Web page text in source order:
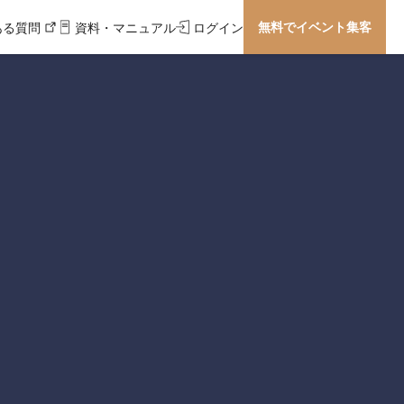
質問 資料・マニュアル ログイン 無料でイベント集客